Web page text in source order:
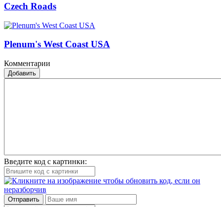
Czech Roads
Plenum's West Coast USA
Комментарии
Добавить
Введите код с картинки:
Отправить